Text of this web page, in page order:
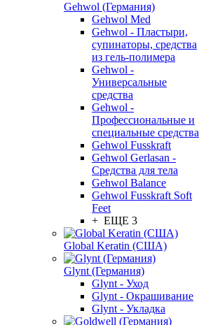
Gehwol (Германия)
Gehwol Med
Gehwol - Пластыри,
супинаторы, средства
из гель-полимера
Gehwol -
Универсальные
средства
Gehwol -
Профессиональные и
специальные средства
Gehwol Fusskraft
Gehwol Gerlasan -
Средства для тела
Gehwol Balance
Gehwol Fusskraft Soft
Feet
+ ЕЩЕ 3
Global Keratin (США)
Glynt (Германия)
Glynt - Уход
Glynt - Окрашивание
Glynt - Укладка